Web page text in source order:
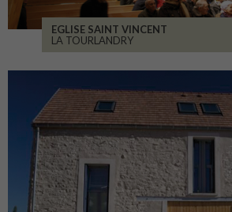
EGLISE SAINT VINCENT
LA TOURLANDRY